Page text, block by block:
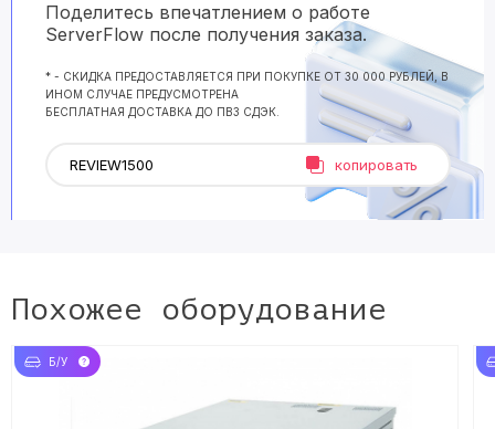
Поделитесь впечатлением о работе
ServerFlow после получения заказа.
* - СКИДКА ПРЕДОСТАВЛЯЕТСЯ ПРИ ПОКУПКЕ ОТ 30 000 РУБЛЕЙ, В
ИНОМ СЛУЧАЕ ПРЕДУСМОТРЕНА
БЕСПЛАТНАЯ ДОСТАВКА ДО ПВЗ СДЭК.
копировать
Похожее оборудование
Б/У